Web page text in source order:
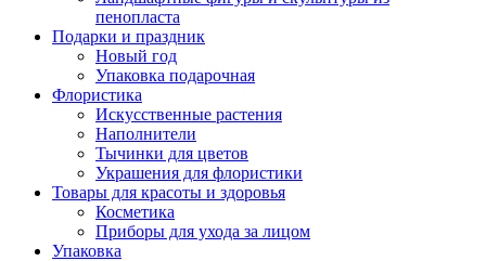
пенопласта
Подарки и праздник
Новый год
Упаковка подарочная
Флористика
Искусственные растения
Наполнители
Тычинки для цветов
Украшения для флористики
Товары для красоты и здоровья
Косметика
Приборы для ухода за лицом
Упаковка